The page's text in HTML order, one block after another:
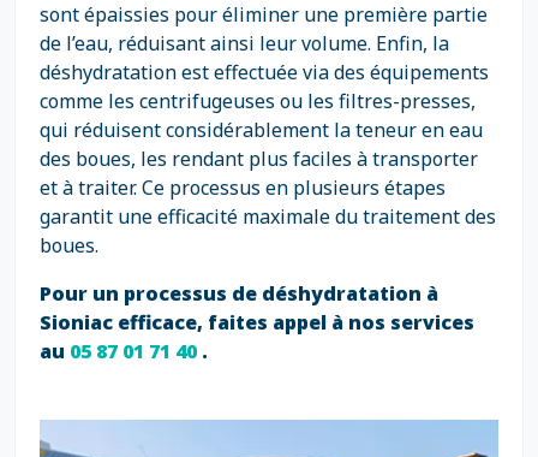
sont épaissies pour éliminer une première partie
de l’eau, réduisant ainsi leur volume. Enfin, la
déshydratation est effectuée via des équipements
comme les centrifugeuses ou les filtres-presses,
qui réduisent considérablement la teneur en eau
des boues, les rendant plus faciles à transporter
et à traiter. Ce processus en plusieurs étapes
garantit une efficacité maximale du traitement des
boues.
Pour un processus de déshydratation à
Sioniac efficace, faites appel à nos services
au 05 87 01 71 40.